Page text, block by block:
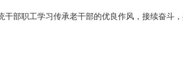
职工学习传承老干部的优良作风，接续奋斗，